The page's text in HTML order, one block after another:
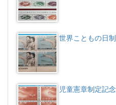
世界こともの日
児童憲章制定記